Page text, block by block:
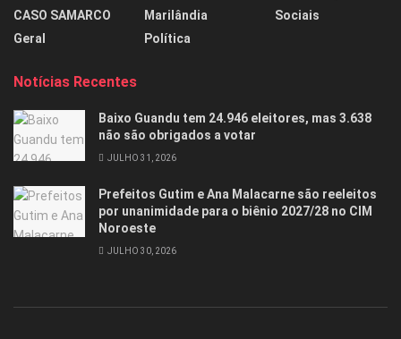
CASO SAMARCO
Geral
Marilândia
Política
Sociais
Notícias Recentes
Baixo Guandu tem 24.946 eleitores, mas 3.638
não são obrigados a votar
JULHO 31, 2026
Prefeitos Gutim e Ana Malacarne são reeleitos
por unanimidade para o biênio 2027/28 no CIM
Noroeste
JULHO 30, 2026